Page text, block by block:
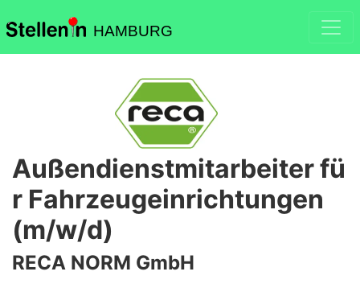
HAMBURG
Außendienstmitarbeiter fü
r Fahrzeugeinrichtungen
(m/w/d)
RECA NORM GmbH